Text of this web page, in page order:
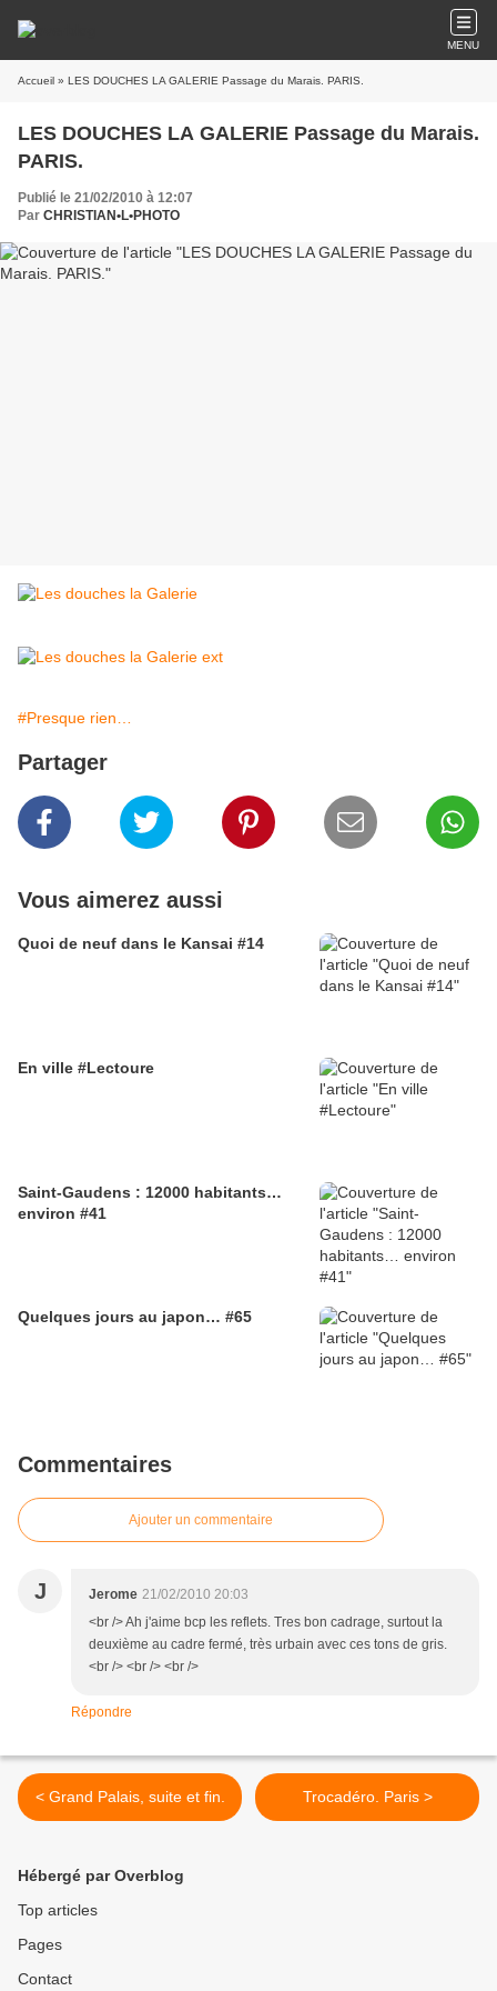
MENU
Accueil » LES DOUCHES LA GALERIE Passage du Marais. PARIS.
LES DOUCHES LA GALERIE Passage du Marais.
PARIS.
Publié le 21/02/2010 à 12:07
Par CHRISTIAN•L•PHOTO
#Presque rien…
Partager
Vous aimerez aussi
Quoi de neuf dans le Kansai #14
En ville #Lectoure
Saint-Gaudens : 12000 habitants…
environ #41
Quelques jours au japon… #65
Commentaires
Ajouter un commentaire
J Jerome 21/02/2010 20:03
<br /> Ah j'aime bcp les reflets. Tres bon cadrage, surtout la
deuxième au cadre fermé, très urbain avec ces tons de gris.
<br /> <br /> <br />
Répondre
< Grand Palais, suite et fin. Trocadéro. Paris >
Hébergé par Overblog
Top articles
Pages
Contact